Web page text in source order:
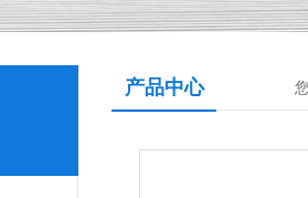
产品中心